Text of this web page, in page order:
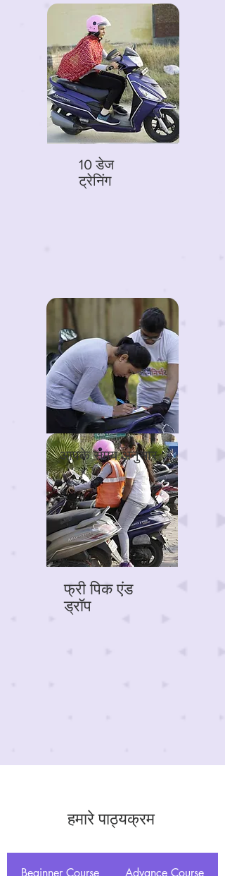
10 डेज
ट्रेनिंग
फ्री पिक एंड
ड्रॉप
आपके समय अनुसार
हमारे पाठ्यक्रम
Beginner Course Advance Course